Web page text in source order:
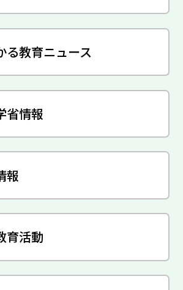
る教育ニュース
省情報
報
育活動